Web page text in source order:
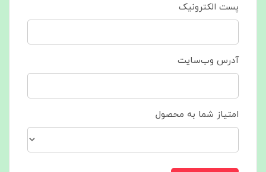
پست الکترونیک
آدرس وب‌سایت
امتیاز شما به محصول